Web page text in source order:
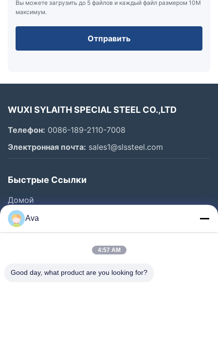
Вы можете загрузить до 5 файлов и каждый файл размером 10M
максимум.
Отправить
WUXI SYLAITH SPECIAL STEEL CO.,LTD
Телефон: 0086-189-2110-7008
Электронная почта: sales1@slssteel.com
Быстрые Ссылки
Домой
Продукты
Видеозаписи
Экскурсия По Заводу
Ava
4:57 AM
Good day, what product are you looking for?